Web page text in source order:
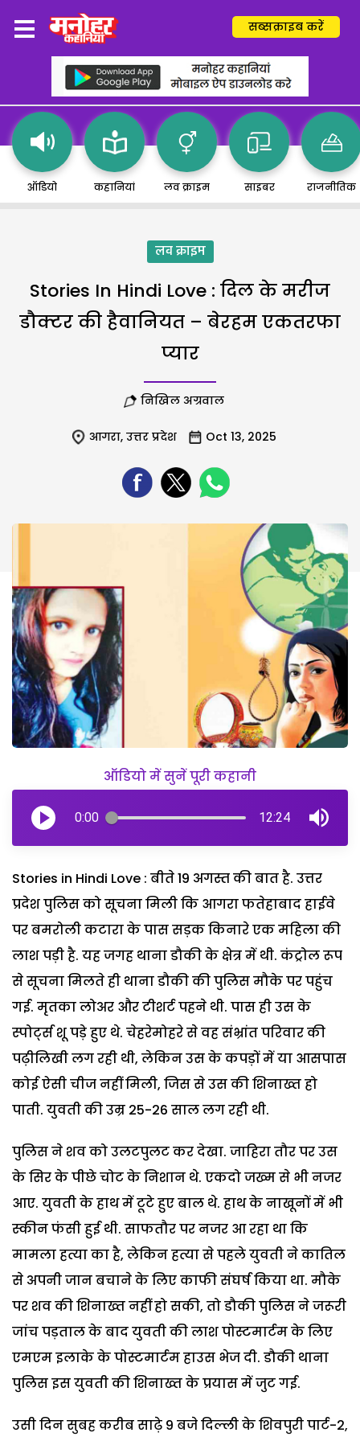
सब्सक्राइब करें
ऑडियो कहानियां लव क्राइम साइबर राजनीतिक
लव क्राइम
Stories In Hindi Love : दिल के मरीज
डौक्टर की हैवानियत – बेरहम एकतरफा
प्यार
निखिल अग्रवाल
आगरा, उत्तर प्रदेश Oct 13, 2025
ऑडियो में सुनें पूरी कहानी
0:00 12:24
Stories in Hindi Love : बीते 19 अगस्त की बात है. उत्तर
प्रदेश पुलिस को सूचना मिली कि आगरा फतेहाबाद हाईवे
पर बमरोली कटारा के पास सड़क किनारे एक महिला की
लाश पड़ी है. यह जगह थाना डौकी के क्षेत्र में थी. कंट्रोल रूप
से सूचना मिलते ही थाना डौकी की पुलिस मौके पर पहुंच
गई. मृतका लोअर और टीशर्ट पहने थी. पास ही उस के
स्पोर्ट्स शू पड़े हुए थे. चेहरेमोहरे से वह संभ्रांत परिवार की
पढ़ीलिखी लग रही थी, लेकिन उस के कपड़ों में या आसपास
कोई ऐसी चीज नहीं मिली, जिस से उस की शिनाख्त हो
पाती. युवती की उम्र 25-26 साल लग रही थी.
पुलिस ने शव को उलटपुलट कर देखा. जाहिरा तौर पर उस
के सिर के पीछे चोट के निशान थे. एकदो जख्म से भी नजर
आए. युवती के हाथ में टूटे हुए बाल थे. हाथ के नाखूनों में भी
स्कीन फंसी हुई थी. साफतौर पर नजर आ रहा था कि
मामला हत्या का है, लेकिन हत्या से पहले युवती ने कातिल
से अपनी जान बचाने के लिए काफी संघर्ष किया था. मौके
पर शव की शिनाख्त नहीं हो सकी, तो डौकी पुलिस ने जरूरी
जांच पड़ताल के बाद युवती की लाश पोस्टमार्टम के लिए
एमएम इलाके के पोस्टमार्टम हाउस भेज दी. डौकी थाना
पुलिस इस युवती की शिनाख्त के प्रयास में जुट गई.
उसी दिन सुबह करीब साढ़े 9 बजे दिल्ली के शिवपुरी पार्ट-2,